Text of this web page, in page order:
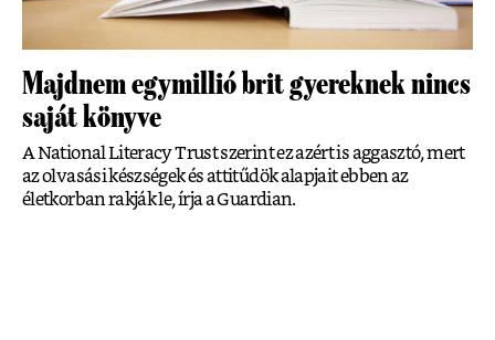
Majdnem egymillió brit gyereknek nincs
saját könyve
A National Literacy Trust szerint ez azért is aggasztó, mert
az olvasási készségek és attitűdök alapjait ebben az
életkorban rakják le, írja a Guardian.